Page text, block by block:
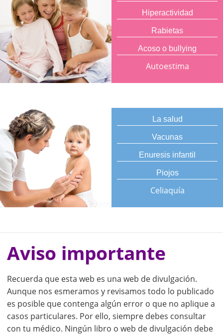
Hiperactividad
Rabietas
Acoso o bullying
Autoestima
La salud
Vacunas
Enuresis infantil
Piojos
Celiaquía
Aviso importante
Recuerda que esta web es una web de divulgación.
Aunque nos esmeramos y revisamos todo lo publicado
es posible que contenga algún error o que no aplique a
casos particulares. Por ello, siempre debes consultar
con tu médico. Ningún libro o web de divulgación debe